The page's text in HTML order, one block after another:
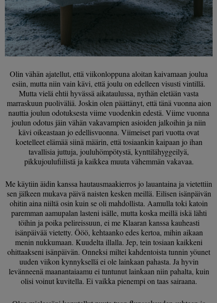
Olin vähän ajatellut, että viikonloppuna aloitan kaivamaan joulua
esiin, mutta niin vain kävi, että joulu on edelleen visusti vintillä.
Mutta vielä ehtii hyvässä aikataulussa, nythän eletään vasta
marraskuun puoliväliä. Joskin olen päättänyt, että tänä vuonna aion
nauttia joulun odotuksesta viime vuodenkin edestä. Viime vuonna
joulun odotus jäin vähän vakavampien asioiden jalkoihin ja niin
kävi oikeastaan jo edellisvuonna. Viimeiset pari vuotta ovat
koetelleet elämää siinä määrin, että tosiaankin kaipaan jo ihan
tavallisia juttuja, jouluhömpötystä, kynttilähyggeilyä,
pikkujoulufiilistä ja kaikkea muuta vähemmän vakavaa.
Me käytiin äidin kanssa hautausmaakierros jo lauantaina ja vietettiin
sen jälkeen mukava päivä naisten kesken meillä. Eilisen isänpäivän
ohitin aina niiltä osin kuin se oli mahdollista. Aamulla toki katoin
paremman aamupalan lasteni isälle, mutta koska meillä iskä lähti
töihin ja poika pelireissuun, ei me Klaaran kanssa kauheasti
isänpäivää vietetty. Ööö, kehtaanko edes kertoa, mihin aikaan
menin nukkumaan. Kuudelta illalla. Jep, tein tosiaan kaikkeni
ohittaakseni isänpäivän. Onneksi miltei kahdentoista tunnin yöunet
uuden viikon kynnyksellä ei ole lainkaan pahasta. Ja hyvin
levänneenä maanantaiaamu ei tuntunut lainkaan niin pahalta, kuin
olisi voinut kuvitella. Ei vaikka pienempi on taas sairaana.